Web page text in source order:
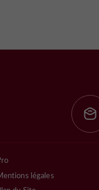
légales